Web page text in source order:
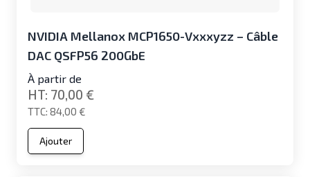
NVIDIA Mellanox MCP1650-Vxxxyzz – Câble
DAC QSFP56 200GbE
À partir de
84,00 €
70,00 €
Ajouter